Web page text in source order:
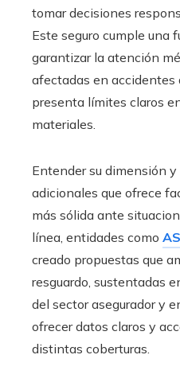
tomar decisiones
Este seguro cumple una
garantizar la atención
afectadas en accidentes
presenta límites claros
materiales.
Entender su dimensión
adicionales que ofrece
más sólida ante
línea, entidades como
creado propuestas que
resguardo, sustentadas
del sector asegurador y
ofrecer datos claros y
distintas coberturas.